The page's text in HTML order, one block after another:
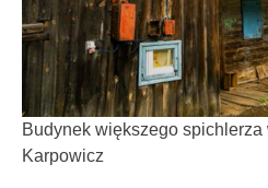
Budynek większego spichlerza
Karpowicz